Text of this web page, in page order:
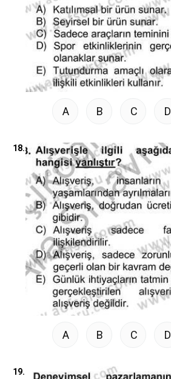
A B C D
18.
A B C D
19.